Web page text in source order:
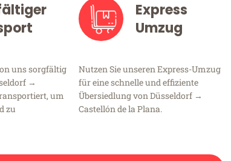
uns sorgfältig
→
um
zu
Express
Umzug
Nutzen Sie unseren Express-Umzug
für eine schnelle und effiziente
Übersiedlung von Düsseldorf →
Castellón de la Plana.